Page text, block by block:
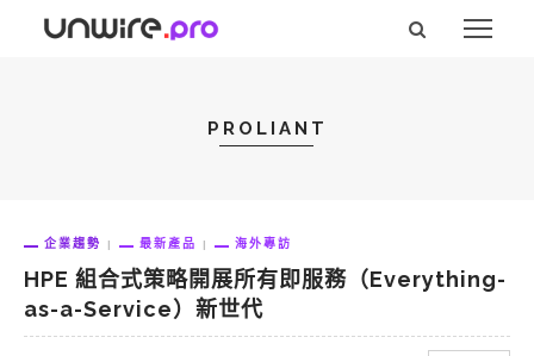
PROLIANT
企業趨勢 最新產品 海外專訪
HPE 組合式策略開展所有即服務（Everything-
as-a-Service）新世代